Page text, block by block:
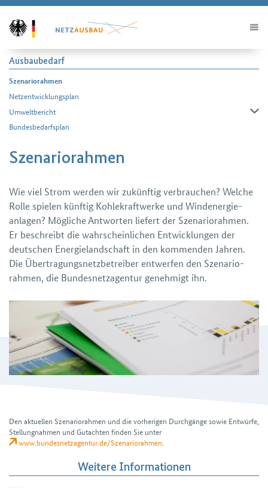
Ausbaubedarf
Szenariorahmen
Netzentwicklungsplan
Umweltbericht
Bundesbedarfsplan
Szenariorahmen
Wie viel Strom werden wir zukünftig verbrauchen? Welche
Rolle spielen künftig Kohle­kraft­werke und Wind­energie­
anlagen? Mögliche Antworten liefert der Szenario­rahmen.
Er beschreibt die wahr­scheinlichen Entwicklungen der
deutschen Energie­landschaft in den kommenden Jahren.
Die Über­tragungs­netz­betreiber entwerfen den Szenario­
rahmen, die Bundes­netz­agentur genehmigt ihn.
Den aktuellen Szenariorahmen und die vorherigen Durchgänge sowie Entwürfe,
Stellungnahmen und Gutachten finden Sie unter
www.bundesnetzagentur.de/Szenariorahmen
Weitere Informationen